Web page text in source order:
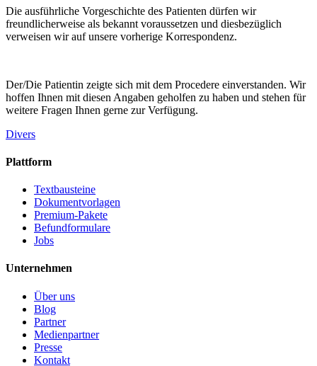
Die ausführliche Vorgeschichte des Patienten dürfen wir
freundlicherweise als bekannt voraussetzen und diesbezüglich
verweisen wir auf unsere vorherige Korrespondenz.
Der/Die Patientin zeigte sich mit dem Procedere einverstanden. Wir
hoffen Ihnen mit diesen Angaben geholfen zu haben und stehen für
weitere Fragen Ihnen gerne zur Verfügung.
Divers
Plattform
Textbausteine
Dokumentvorlagen
Premium-Pakete
Befundformulare
Jobs
Unternehmen
Über uns
Blog
Partner
Medienpartner
Presse
Kontakt